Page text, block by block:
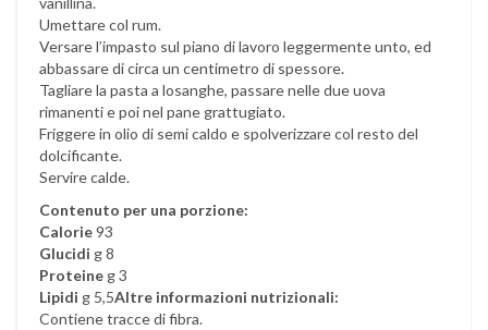
Umettare col rum.
Versare l’impasto sul piano di lavoro leggermente unto, ed
abbassare di circa un centimetro di spessore.
Tagliare la pasta a losanghe, passare nelle due uova
rimanenti e poi nel pane grattugiato.
Friggere in olio di semi caldo e spolverizzare col resto del
dolcificante.
Servire calde.
Contenuto per una porzione:
Calorie93
Glucidi g 8
Proteine g 3
Lipidi g 5,5Altre informazioni nutrizionali:
Contiene tracce di fibra.